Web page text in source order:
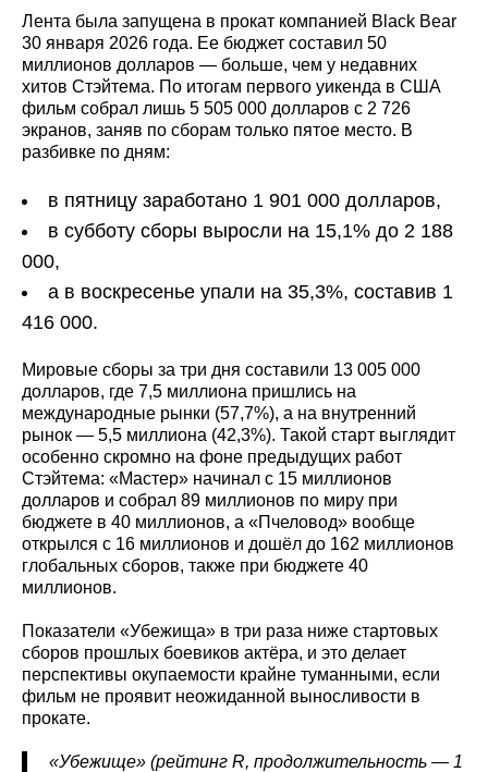
Лента была запущена в прокат компанией Black Bear
30 января 2026 года. Ее бюджет составил 50
миллионов долларов — больше, чем у недавних
хитов Стэйтема. По итогам первого уикенда в США
фильм собрал лишь 5 505 000 долларов с 2 726
экранов, заняв по сборам только пятое место. В
разбивке по дням:
в пятницу заработано 1 901 000 долларов,
в субботу сборы выросли на 15,1% до 2 188
000,
а в воскресенье упали на 35,3%, составив 1
416 000.
Мировые сборы за три дня составили 13 005 000
долларов, где 7,5 миллиона пришлись на
международные рынки (57,7%), а на внутренний
рынок — 5,5 миллиона (42,3%). Такой старт выглядит
особенно скромно на фоне предыдущих работ
Стэйтема: «Мастер» начинал с 15 миллионов
долларов и собрал 89 миллионов по миру при
бюджете в 40 миллионов, а «Пчеловод» вообще
открылся с 16 миллионов и дошёл до 162 миллионов
глобальных сборов, также при бюджете 40
миллионов.
Показатели «Убежища» в три раза ниже стартовых
сборов прошлых боевиков актёра, и это делает
перспективы окупаемости крайне туманными, если
фильм не проявит неожиданной выносливости в
прокате.
«Убежище» (рейтинг R, продолжительность — 1